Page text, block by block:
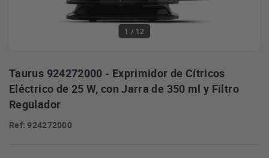
1 / 12
Taurus 924272000 - Exprimidor de Cítricos
Eléctrico de 25 W, con Jarra de 350 ml y Filtro
Regulador
Ref: 924272000